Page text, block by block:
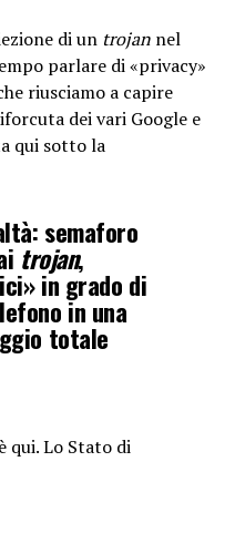
di un trojan nel
parlare di «privacy»
riusciamo a capire
dei vari Google e
qui sotto la
semaforo
trojan,
in grado di
in una
totale
qui. Lo Stato di